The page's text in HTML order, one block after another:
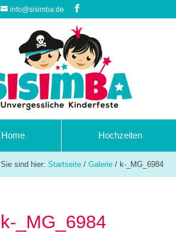
info@sisimba.de
Home Hochzeiten
Sie sind hier: Startseite/ Galerie/ k-_MG_6984
k-_MG_6984